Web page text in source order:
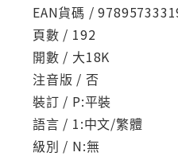
EAN貨碼 /
頁數 / 192
開數 / 大18K
注音版 / 否
裝訂 / P:平裝
語言 / 1:中文/繁體
級別 / N:無